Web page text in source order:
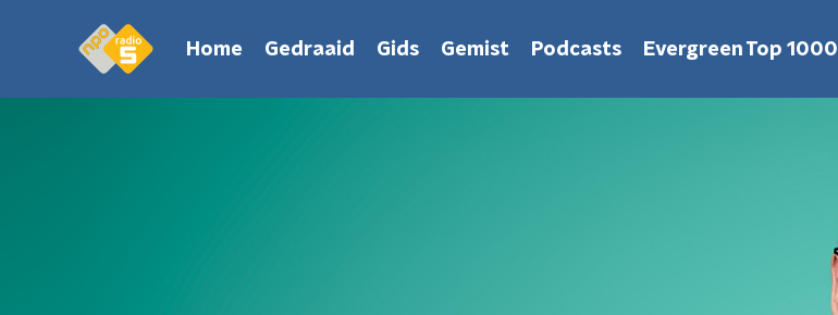
Home Gedraaid Gids Gemist Podcasts Evergreen Top 1000